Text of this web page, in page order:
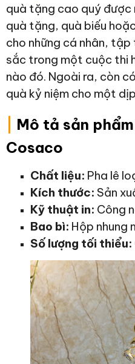
quà tặng cao quý được
quà tặng, quà biếu
cho những cá nhân,
sắc trong một cuộc thi
nào đó. Ngoài ra, còn
quà kỷ niệm cho một
Mô tả sản
Cosaco
Chất liệu: Pha lê
Kích thước: Sản
Kỹ thuật in: Công
Bao bì: Hộp nhung
Số lượng tối thiểu: